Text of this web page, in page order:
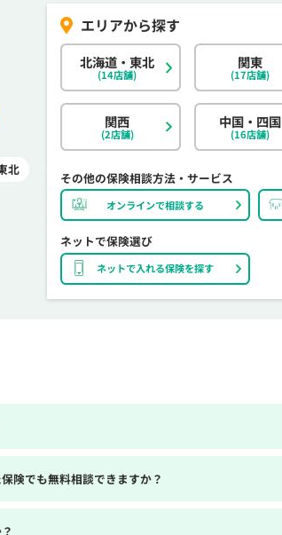
その他の保険相談方法・サービス
オンラインで相談する
ネットで保険選び
ネットで入れる保険を探す
北
北海道・東北
(14店舗)
関東
(17店舗)
関西
(2店舗)
中国・四国
(16店舗)
険でも無料相談できますか？